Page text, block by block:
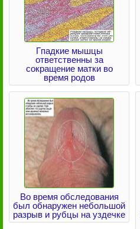
Гпадкие мышцы
ответственны за
сокращение матки во
время родов
Во время обследования
был обнаружен небольшой
разрыв и рубцы на уздечке